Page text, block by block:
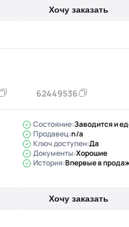
Хочу заказать
62449536
Состояние:Заводится и
Продавец:n/a
Ключ доступен:Да
Документы:Хорошие
История:Впервые в
Хочу заказать